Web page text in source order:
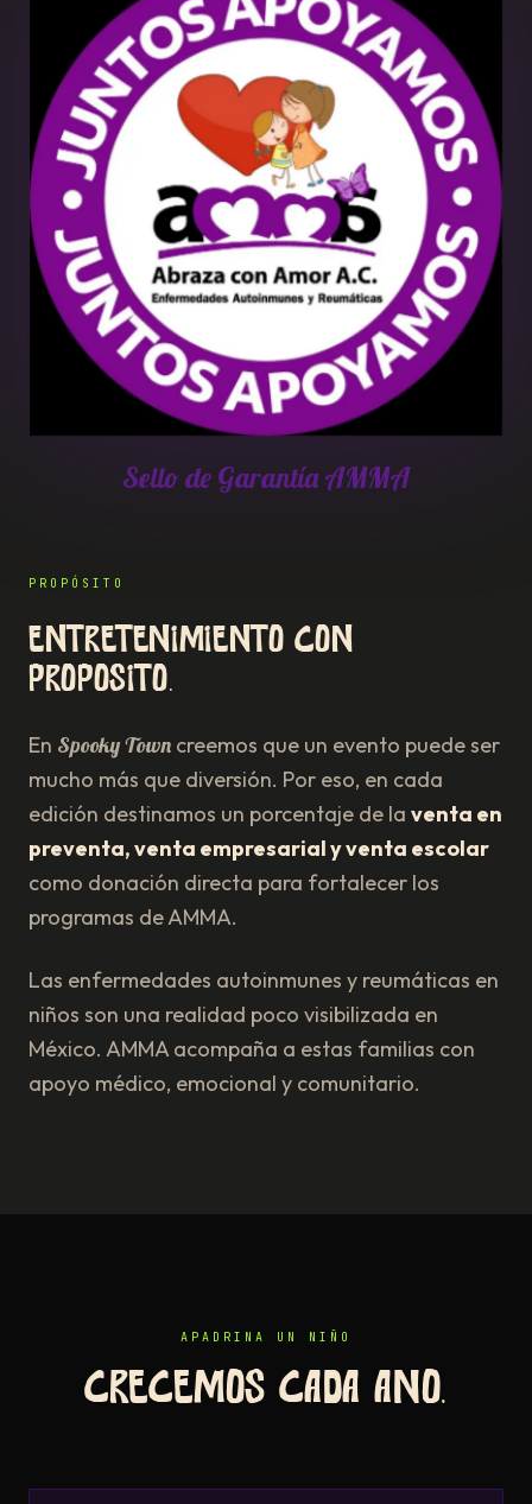
Sello de Garantía AMMA
PROPÓSITO
Entretenimiento con
propósito.
En Spooky Town creemos que un evento puede ser
mucho más que diversión. Por eso, en cada
edición destinamos un porcentaje de la venta en
preventa, venta empresarial y venta escolar
como donación directa para fortalecer los
programas de AMMA.
Las enfermedades autoinmunes y reumáticas en
niños son una realidad poco visibilizada en
México. AMMA acompaña a estas familias con
apoyo médico, emocional y comunitario.
APADRINA UN NIÑO
Crecemos cada año.